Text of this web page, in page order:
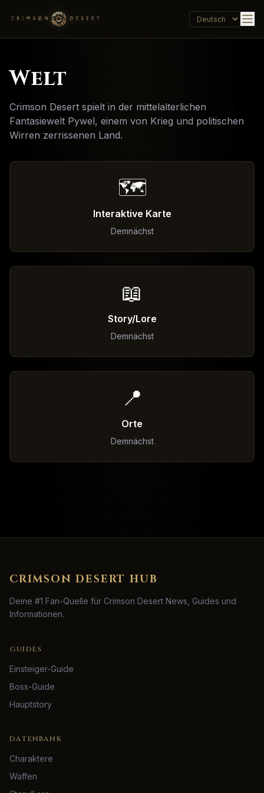
Welt
Crimson Desert spielt in der mittelalterlichen
Fantasiewelt Pywel, einem von Krieg und politischen
Wirren zerrissenen Land.
🗺️
Interaktive Karte
Demnächst
📖
Story/Lore
Demnächst
📍
Orte
Demnächst
CRIMSON DESERT HUB
Deine #1 Fan-Quelle für Crimson Desert News, Guides und
Informationen.
GUIDES
Einsteiger-Guide
Boss-Guide
Hauptstory
DATENBANK
Charaktere
Waffen